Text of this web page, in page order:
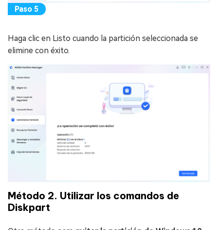
Haga clic en Listo cuando la partición seleccionada se
elimine con éxito.
Método 2. Utilizar los comandos de
Diskpart